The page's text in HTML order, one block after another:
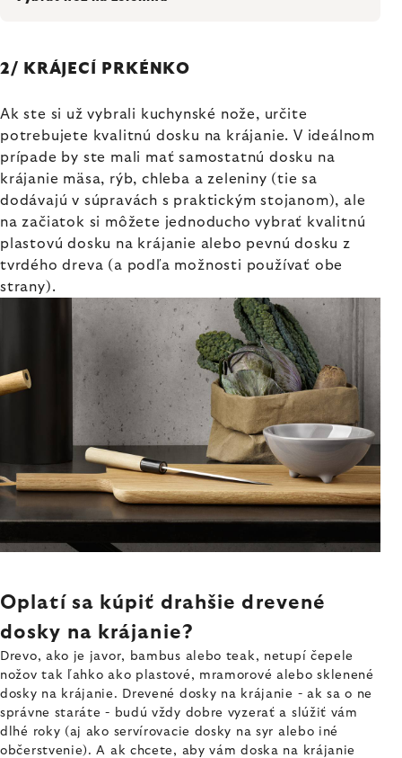
2/ KRÁJECÍ PRKÉNKO
Ak ste si už vybrali kuchynské nože, určite
potrebujete kvalitnú dosku na krájanie. V ideálnom
prípade by ste mali mať samostatnú dosku na
krájanie mäsa, rýb, chleba a zeleniny (tie sa
dodávajú v súpravách s praktickým stojanom), ale
na začiatok si môžete jednoducho vybrať kvalitnú
plastovú dosku na krájanie alebo pevnú dosku z
tvrdého dreva (a podľa možnosti používať obe
strany).
Oplatí sa kúpiť drahšie drevené
dosky na krájanie?
Drevo, ako je javor, bambus alebo teak, netupí čepele
nožov tak ľahko ako plastové, mramorové alebo sklenené
dosky na krájanie. Drevené dosky na krájanie - ak sa o ne
správne staráte - budú vždy dobre vyzerať a slúžiť vám
dlhé roky (aj ako servírovacie dosky na syr alebo iné
občerstvenie). A ak chcete, aby vám doska na krájanie